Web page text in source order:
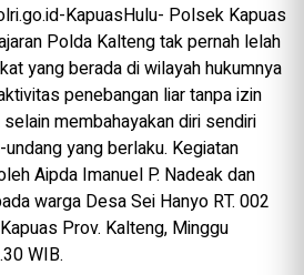
KapuasHulu- Polsek Kapuas
Polda Kalteng tak pernah lelah
yang berada di wilayah hukumnya
penebangan liar tanpa izin
membahayakan diri sendiri
yang berlaku. Kegiatan
Aipda Imanuel P. Nadeak dan
warga Desa Sei Hanyo RT. 002
Prov. Kalteng, Minggu
WIB.